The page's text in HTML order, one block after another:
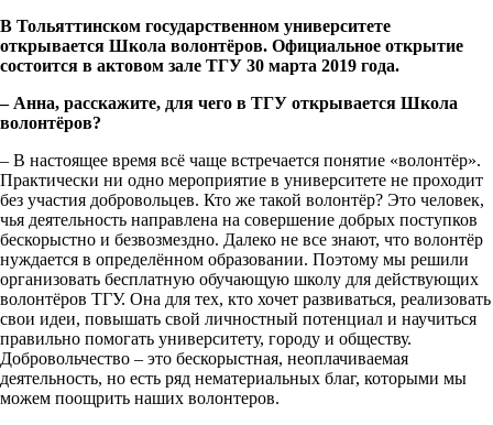
В Тольяттинском государственном университете
открывается Школа волонтёров. Официальное открытие
состоится в актовом зале ТГУ 30 марта 2019 года.
– Анна, расскажите, для чего в ТГУ открывается Школа
волонтёров?
– В настоящее время всё чаще встречается понятие «волонтёр».
Практически ни одно мероприятие в университете не проходит
без участия добровольцев. Кто же такой волонтёр? Это человек,
чья деятельность направлена на совершение добрых поступков
бескорыстно и безвозмездно. Далеко не все знают, что волонтёр
нуждается в определённом образовании. Поэтому мы решили
организовать бесплатную обучающую школу для действующих
волонтёров ТГУ. Она для тех, кто хочет развиваться, реализовать
свои идеи, повышать свой личностный потенциал и научиться
правильно помогать университету, городу и обществу.
Добровольчество – это бескорыстная, неоплачиваемая
деятельность, но есть ряд нематериальных благ, которыми мы
можем поощрить наших волонтеров.